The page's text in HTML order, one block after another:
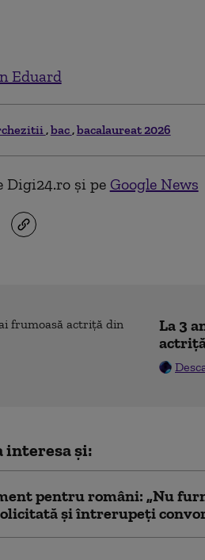
Eduard
bac bacalaureat 2026
Digi24.ro și pe Google News
La 3
interesa și:
pentru români: „Nu
și întrerupeți